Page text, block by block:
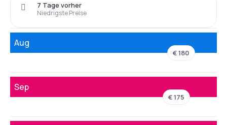
Niedrigste Preise
7 Tage vorher
Aug
€ 180
Sep
€ 175